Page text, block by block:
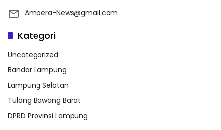
Ampera-News@gmail.com
Kategori
Uncategorized
Bandar Lampung
Lampung Selatan
Tulang Bawang Barat
DPRD Provinsi Lampung